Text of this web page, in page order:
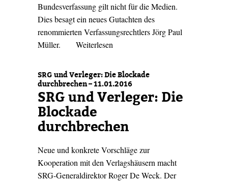
Bundesverfassung gilt nicht für die Medien.
Dies besagt ein neues Gutachten des
renommierten Verfassungsrechtlers Jörg Paul
Müller.
Weiterlesen
SRG und Verleger: Die Blockade
durchbrechen – 11.01.2016
SRG und Verleger: Die
Blockade
durchbrechen
Neue und konkrete Vorschläge zur
Kooperation mit den Verlagshäusern macht
SRG-Generaldirektor Roger De Weck. Der